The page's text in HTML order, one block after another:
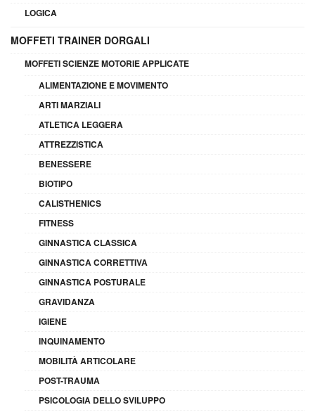
LOGICA
MOFFETI TRAINER DORGALI
MOFFETI SCIENZE MOTORIE APPLICATE
ALIMENTAZIONE E MOVIMENTO
ARTI MARZIALI
ATLETICA LEGGERA
ATTREZZISTICA
BENESSERE
BIOTIPO
CALISTHENICS
FITNESS
GINNASTICA CLASSICA
GINNASTICA CORRETTIVA
GINNASTICA POSTURALE
GRAVIDANZA
IGIENE
INQUINAMENTO
MOBILITÀ ARTICOLARE
POST-TRAUMA
PSICOLOGIA DELLO SVILUPPO